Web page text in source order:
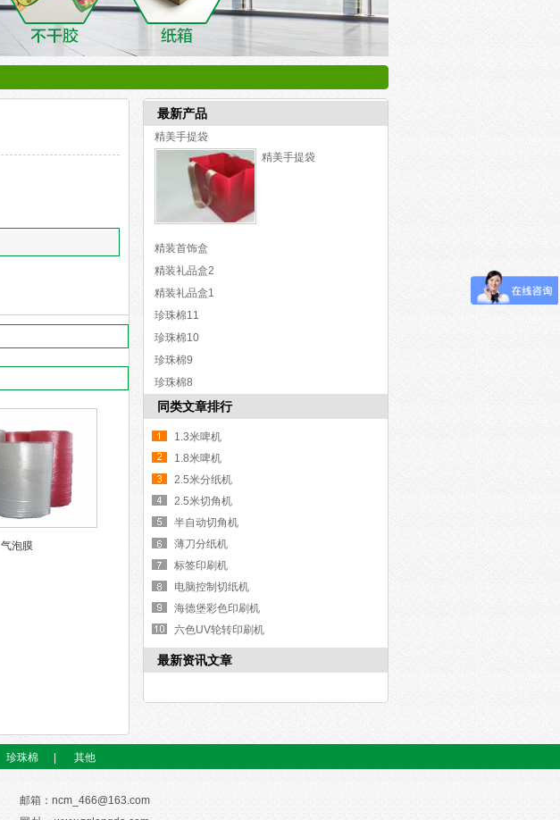
气泡膜
最新产品
精美手提袋
精美手提袋
精装首饰盒
精装礼品盒2
精装礼品盒1
珍珠棉11
珍珠棉10
珍珠棉9
珍珠棉8
同类文章排行
1.3米啤机
1.8米啤机
2.5米分纸机
2.5米切角机
半自动切角机
薄刀分纸机
标签印刷机
电脑控制切纸机
海德堡彩色印刷机
六色UV轮转印刷机
最新资讯文章
珍珠棉 其他
邮箱：ncm_466@163.com